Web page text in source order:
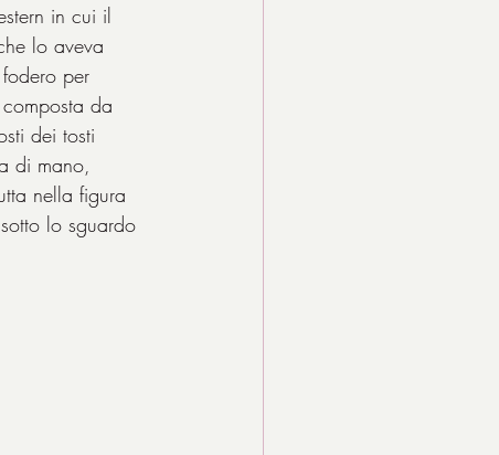
in cui il
lo aveva
per
da
dei tosti
di mano,
nella figura
lo sguardo